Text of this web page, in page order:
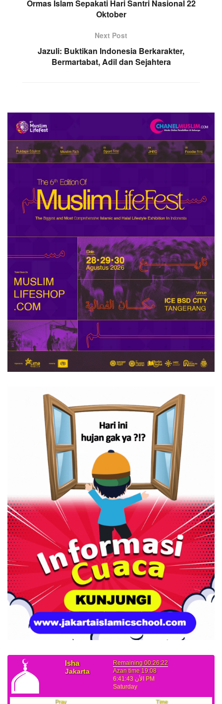
Ormas Islam Sepakati Hari Santri Nasional 22
Oktober
Next Post
Jazuli: Buktikan Indonesia Berkarakter,
Bermartabat, Adil dan Sejahtera